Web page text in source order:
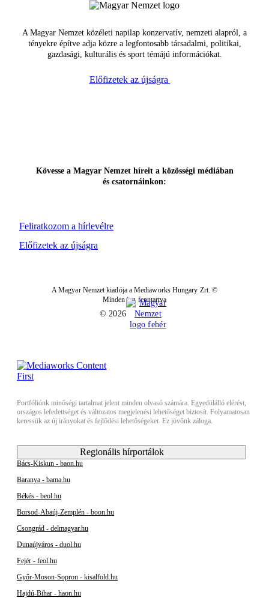
A Magyar Nemzet közéleti napilap konzervatív, nemzeti alapról, a
tényekre építve adja közre a legfontosabb társadalmi, politikai,
gazdasági, kulturális és sport témájú információkat.
Előfizetek az újságra
Feliratkozom a hírlevélre
Kövesse a Magyar Nemzet híreit a közösségi médiában
és csatornáinkon:
Előfizetek az újságra
A Magyar Nemzet kiadója a Mediaworks Hungary Zrt. ©
Minden jog fenntartva
© 2026
Portfóliónk minőségi tartalmat jelent minden olvasó számára. Egyedülálló elérést,
országos lefedettséget és változatos megjelenési lehetőséget biztosít. Folyamatosan
keressük az új irányokat és fejlődési lehetőségeket. Ez jövőnk záloga.
Regionális hírportálok
Bács-Kiskun - baon.hu
Baranya - bama.hu
Békés - beol.hu
Borsod-Abaúj-Zemplén - boon.hu
Csongrád - delmagyar.hu
Dunaújváros - duol.hu
Fejér - feol.hu
Győr-Moson-Sopron - kisalfold.hu
Hajdú-Bihar - haon.hu